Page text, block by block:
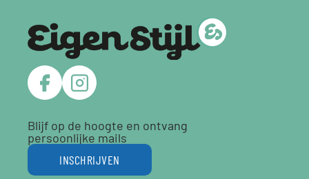
Blijf op de hoogte en ontvang
persoonlijke mails
INSCHRIJVEN